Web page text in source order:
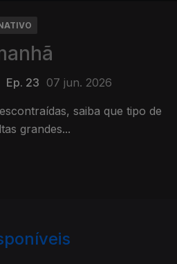
Ep. 23 07 jun. 2026
saiba que tipo de
grandes...